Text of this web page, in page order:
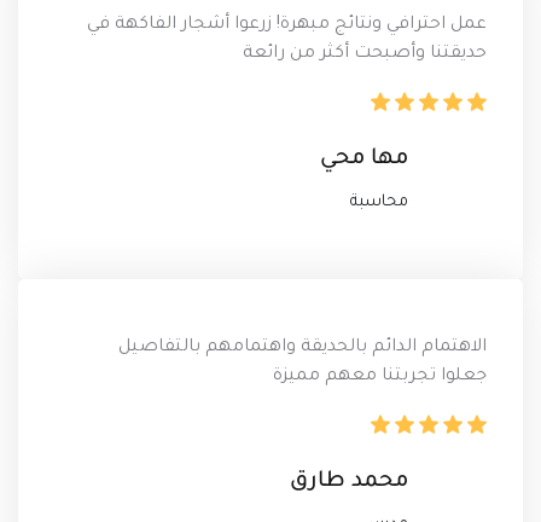
عمل احترافي ونتائج مبهرة! زرعوا أشجار الفاكهة في
حديقتنا وأصبحت أكثر من رائعة
مها محي
محاسبة
الاهتمام الدائم بالحديقة واهتمامهم بالتفاصيل
جعلوا تجربتنا معهم مميزة
محمد طارق